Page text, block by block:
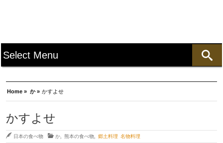
Home » か » かすよせ
かすよせ
日本の食べ物 か 熊本の食べ物 郷土料理 名物料理